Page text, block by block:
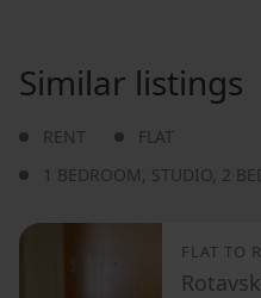
Similar listings
RENT
FLAT
1 BEDROOM, STUDIO, 2
FLAT TO